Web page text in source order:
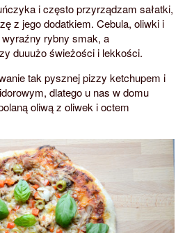
i często przyrządzam sałatki,
z jego dodatkiem. Cebula, oliwki i
rybny smak, a
duuużo świeżości i lekkości.
tak pysznej pizzy ketchupem i
dlatego u nas w domu
oliwą z oliwek i octem